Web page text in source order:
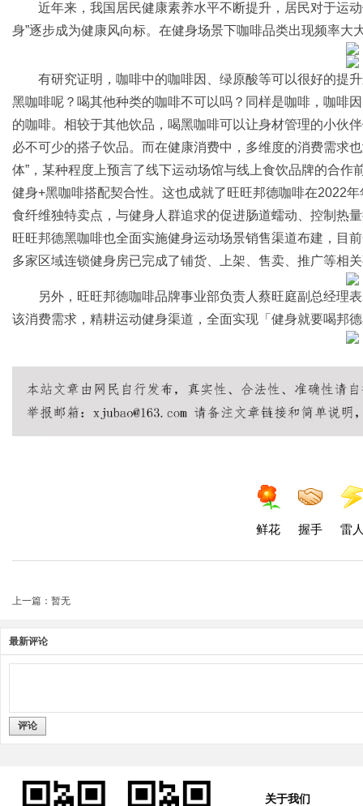
近年来，我国居民健康素养水平不断提升，居民对于运
身”逐步成为健康风向标。在健身场景下咖啡品类出现频率
有研究证明，咖啡中的咖啡因、绿原酸等可以很好的提
黑咖啡呢？喝其他种类的咖啡不可以吗？同样是咖啡，咖啡
的咖啡。相较于其他饮品，喝黑咖啡可以让身材管理的小伙
必不可少的搭子饮品。而在健康消费中，多维度的消费需求
体”，某种程度上预言了线下运动场馆与线上食饮品牌的合
健身+黑咖啡搭配契合性。这也成就了旺旺邦德咖啡在2022
食纤维独特卖点，与健身人群追求的促进肠道蠕动、控制热
旺旺邦德黑咖啡也全面实施健身运动场景销售渠道布建，目
多家区域连锁健身房已完成了铺货、上架、售卖、推广等相
另外，旺旺邦德咖啡品牌事业部负责人蔡旺庭副总经理
该消费需求，精耕运动健身渠道，全面实现「健身就要喝邦
鲜花 握手 雷
上一篇：暂无
最新评论
评论
关于我们